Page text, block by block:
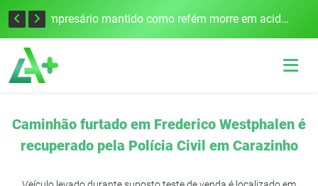
Edital para construção de ponte entre Itapiranga e Barra do Guarita deve ser lançado no segundo semestre Empresário mantido como refém morre em acidente após assalto em Cerro Largo
Caminhão furtado em Frederico Westphalen é
recuperado pela Polícia Civil em Carazinho